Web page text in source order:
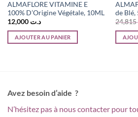
ALMAFLORE VITAMINE E
100% D’Origine Végétale, 10ML
د.ت 12,000
AJOUTER AU PANIER
de Blé,
24,815
Avez besoin d’aide ?
N’hésitez pas à nous contacter pour